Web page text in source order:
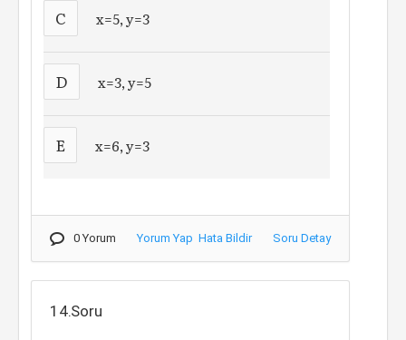
C x=5, y=3
D x=3, y=5
E x=6, y=3
0 Yorum Yorum Yap Hata Bildir Soru Detay
14.Soru